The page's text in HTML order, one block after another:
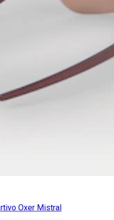
Oxer Mistral